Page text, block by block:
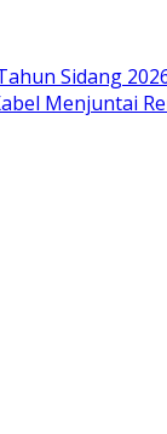
Sidang
Menjuntai